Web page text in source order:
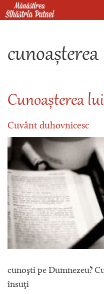
Mergi la conţinutul principal
Cunoașterea
Cuvânt duhovnicesc
cunoşti pe Dumnezeu?
însuţi